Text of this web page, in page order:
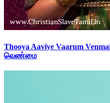
Thooya Aaviye Vaarum
வெண்மை